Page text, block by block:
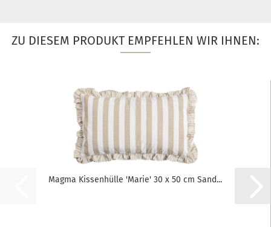
ZU DIESEM PRODUKT EMPFEHLEN WIR IHNEN:
Magma Kissenhülle 'Marie' 30 x 50 cm Sand...